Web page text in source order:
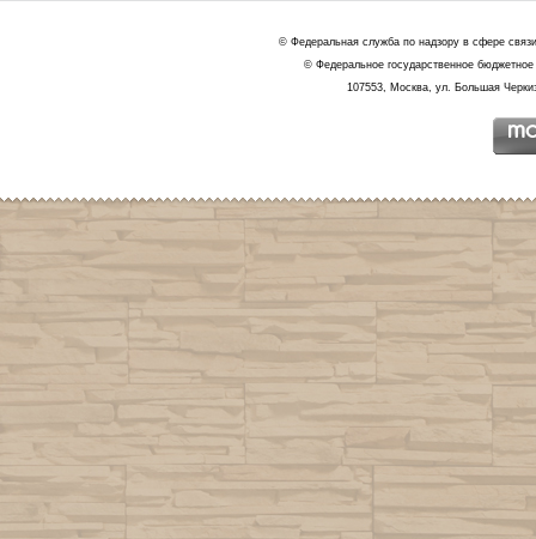
© Федеральная служба по надзору в сфере
© Федеральное государственное
107553, Москва, ул. Большая